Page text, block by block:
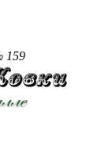
159